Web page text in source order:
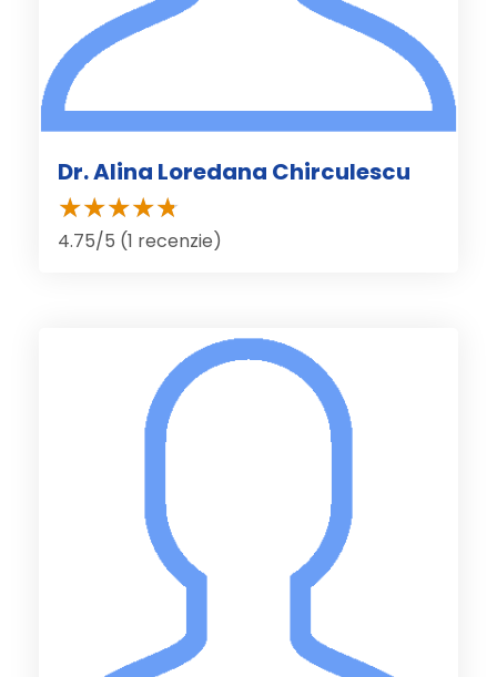
Dr. Alina Loredana Chirculescu
4.75/5 (1 recenzie)